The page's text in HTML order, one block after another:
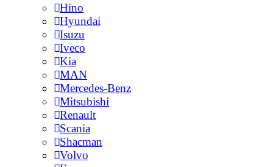
Hino
Hyundai
Isuzu
Iveco
Kia
MAN
Mercedes-Benz
Mitsubishi
Renault
Scania
Shacman
Volvo